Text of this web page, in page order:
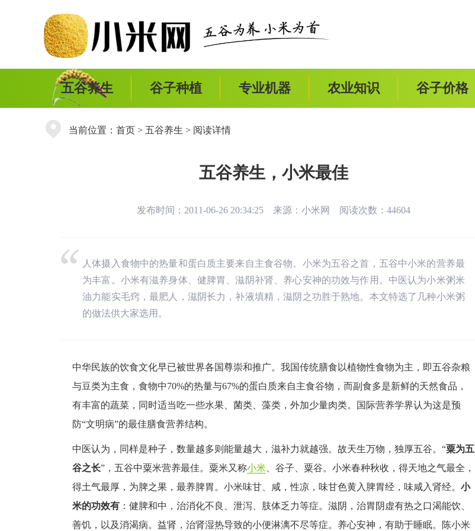
五谷养生 谷子种植 专业机器 农业知识 谷子价格
当前位置： 首页 > 五谷养生 > 阅读详情
五谷养生，小米最佳
发布时间：2011-06-26 20:34:25 来源： 小米网 阅读次数：44604
人体摄入食物中的热量和蛋白质主要来自主食谷物。小米为五谷之首，五谷中小米的营养最
为丰富。小米有滋养身体、健脾胃、滋阴补肾、养心安神的功效与作用。中医认为小米粥米
油力能实毛窍，最肥人，滋阴长力，补液填精，滋阴之功胜于熟地。本文特选了几种小米粥
的做法供大家选用。
中华民族的饮食文化早已被世界各国尊崇和推广。我国传统膳食以植物性食物为主，即五谷杂粮
与豆类为主食，食物中70%的热量与67%的蛋白质来自主食谷物，而副食多是新鲜的天然食品，
有丰富的蔬菜，同时适当吃一些水果、菌类、藻类，外加少量肉类。国际营养学界认为这是预
防“文明病”的最佳膳食营养结构。
中医认为，同样是种子，数量越多则能量越大，滋补力就越强。故天生万物，独厚五谷。“粟为五
谷之长”，五谷中粟米营养最佳。粟米又称小米 、谷子、粟谷。小米春种秋收，得天地之气最全，
得土气最厚，为脾之果，最养脾胃。小米味甘、咸，性凉，味甘色黄入脾胃经，味咸入肾经。 小
米的功效有 ：健脾和中，治消化不良、泄泻、肢体乏力等症。滋阴，治胃阴虚有热之口渴能饮、
善饥，以及消渴病。益肾，治肾湿热导致的小便淋漓不尽等症。养心安神，有助于睡眠。陈小米